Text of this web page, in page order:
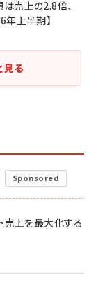
は売上の2.8倍、
年上半期】
見る
Sponsored
売上を最大化する